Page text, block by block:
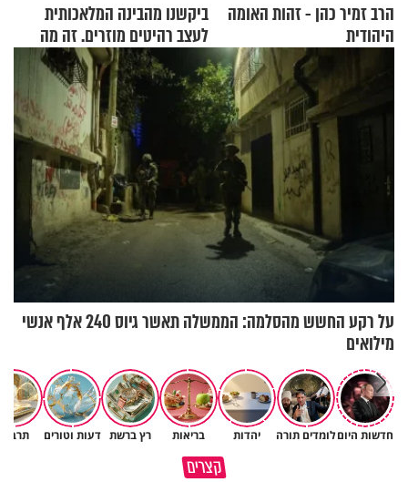
הרב זמיר כהן - זהות האומה
היהודית
ביקשנו מהבינה המלאכותית
לעצב רהיטים מוזרים. זה מה
שיצא
על רקע החשש מהסלמה: הממשלה תאשר גיוס 240 אלף אנשי
מילואים
חדשות היוםלומדים תורה יהדות בריאות רץ ברשת דעות וטורים
קצריםהנשק של יהודי נמצא בפה שלו